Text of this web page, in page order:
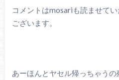
コメントはmosariも読ませて
ございます。
あーほんとヤセル帰っちゃう